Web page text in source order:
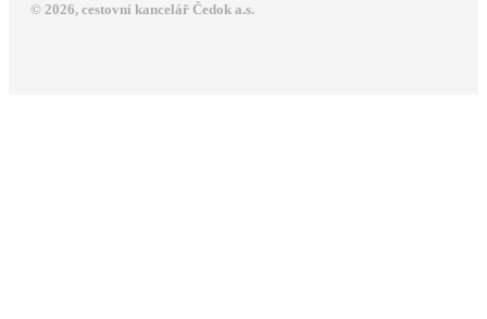
© 2026, cestovní kancelář Čedok a.s.